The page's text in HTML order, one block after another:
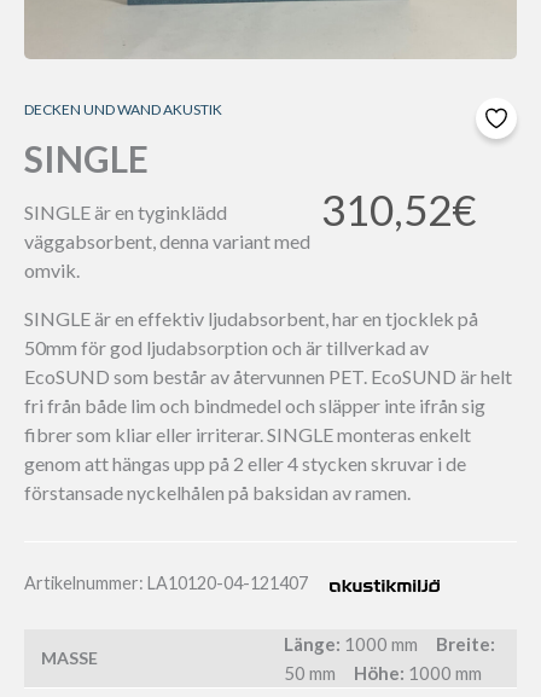
DECKEN UND WAND AKUSTIK
310,52€
SINGLE
SINGLE är en tyginklädd
väggabsorbent, denna variant med
omvik.
SINGLE är en effektiv ljudabsorbent, har en tjocklek på
50mm för god ljudabsorption och är tillverkad av
EcoSUND som består av återvunnen PET. EcoSUND är helt
fri från både lim och bindmedel och släpper inte ifrån sig
fibrer som kliar eller irriterar. SINGLE monteras enkelt
genom att hängas upp på 2 eller 4 stycken skruvar i de
förstansade nyckelhålen på baksidan av ramen.
Artikelnummer: LA10120-04-121407
MASSE
Länge: 1000 mm
Breite:
50 mm
Höhe: 1000 mm